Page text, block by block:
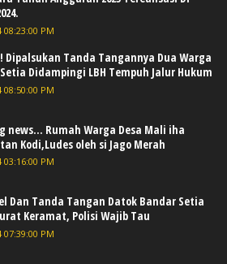
08:23:00 PM
Dipalsukan Tanda Tangannya Dua Warga
Didampingi LBH Tempuh Jalur Hukum
08:50:00 PM
news... Rumah Warga Desa Mali iha
Kodi,Ludes oleh si Jago Merah
03:16:00 PM
Dan Tanda Tangan Datok Bandar Setia
Keramat, Polisi Wajib Tau
07:39:00 PM